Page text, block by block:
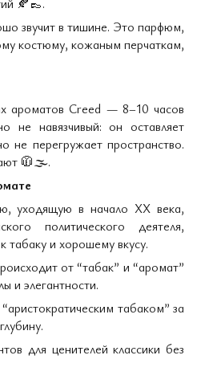
звучит в тишине. Это парфюм,
костюму, кожаным перчаткам,
ароматов Creed — 8–10 часов
не навязчивый: он оставляет
не перегружает пространство.
🧥🌫️.
уходящую в начало XX века,
политического деятеля,
табаку и хорошему вкусу.
от “табак” и “аромат”
и элегантности.
табаком” за
для ценителей классики без